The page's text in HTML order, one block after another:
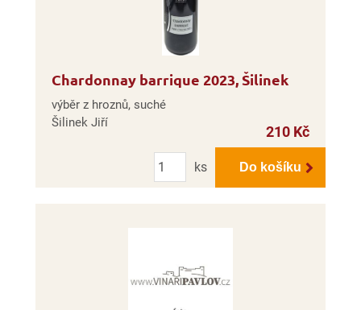
Chardonnay barrique 2023, Šilinek
výběr z hroznů, suché
Šilinek Jiří
210 Kč
Počet
ks
Do košíku